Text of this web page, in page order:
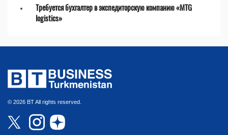
Требуется бухгалтер в экспедиторскую компанию «MTG
logistics»
© 2026 BT All rights reserved.